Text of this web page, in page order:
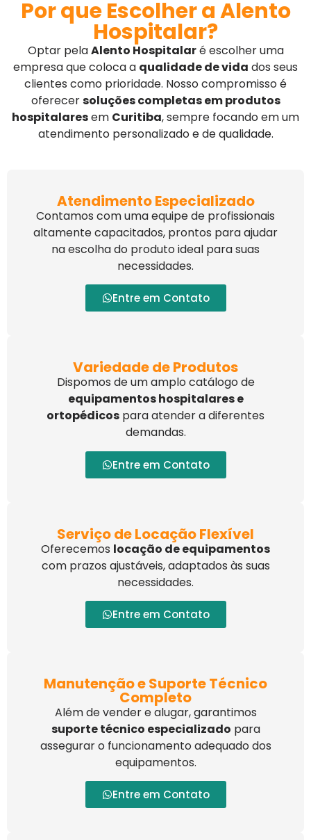
Por que Escolher a Alento
Hospitalar?
Optar pelaAlento Hospitalaré escolher uma
empresa que coloca a qualidade de vida dos seus
clientes como prioridade. Nosso compromisso é
oferecersoluções completas em produtos
hospitalaresem Curitiba, sempre focando em um
atendimento personalizado e de qualidade.
Atendimento Especializado
Contamos com uma equipe de profissionais
altamente capacitados, prontos para ajudar
na escolha do produto ideal para suas
necessidades.
Entre em Contato
Variedade de Produtos
Dispomos de um amplo catálogo de
equipamentos hospitalares e
ortopédicos para atender a diferentes
demandas.
Entre em Contato
Serviço de Locação Flexível
Oferecemos locação de equipamentos
com prazos ajustáveis, adaptados às suas
necessidades.
Entre em Contato
Manutenção e Suporte Técnico
Completo
Além de vender e alugar, garantimos
suporte técnico especializado para
assegurar o funcionamento adequado dos
equipamentos.
Entre em Contato